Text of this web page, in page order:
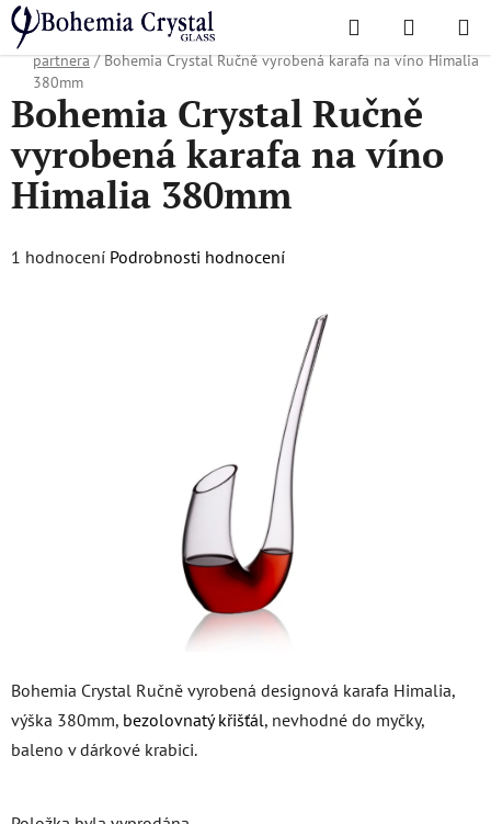
Přejít
na
obsah
Hledat
KOŠÍK
Domů
/ Oblíbené kolekce / Vánoční nabídka
Dárky pro obchodního
partnera / Bohemia Crystal Ručně vyrobená karafa na víno Himalia
380mm
Bohemia Crystal Ručně vyrobená designová karafa Himalia,
výška 380mm, bezolovnatý křišťál, nevhodné do myčky,
baleno v dárkové krabici.
Bohemia Crystal Ručně
vyrobená karafa na víno
Himalia 380mm
Průměrné
1 hodnocení Podrobnosti hodnocení